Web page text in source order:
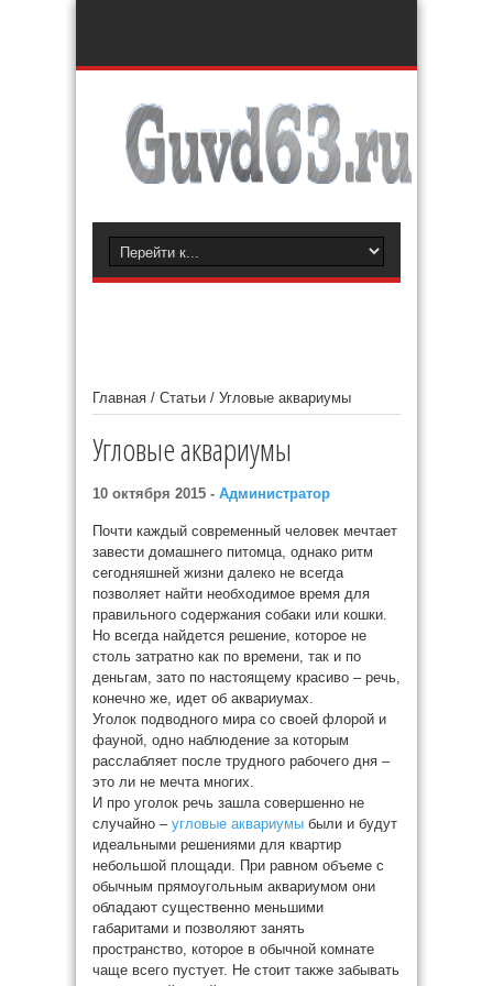
Главная / Статьи / Угловые аквариумы
Угловые аквариумы
10 октября 2015 - Администратор
Почти каждый современный человек мечтает
завести домашнего питомца, однако ритм
сегодняшней жизни далеко не всегда
позволяет найти необходимое время для
правильного содержания собаки или кошки.
Но всегда найдется решение, которое не
столь затратно как по времени, так и по
деньгам, зато по настоящему красиво – речь,
конечно же, идет об аквариумах.
Уголок подводного мира со своей флорой и
фауной, одно наблюдение за которым
расслабляет после трудного рабочего дня –
это ли не мечта многих.
И про уголок речь зашла совершенно не
случайно – угловые аквариумы были и будут
идеальными решениями для квартир
небольшой площади. При равном объеме с
обычным прямоугольным аквариумом они
обладают существенно меньшими
габаритами и позволяют занять
пространство, которое в обычной комнате
чаще всего пустует. Не стоит также забывать